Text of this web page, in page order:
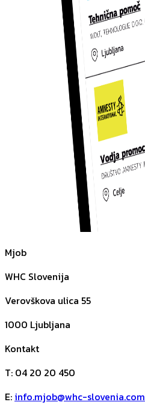
Mjob
WHC Slovenija
Verovškova ulica 55
1000 Ljubljana
Kontakt
T: 04 20 20 450
E: info.mjob@whc-slovenia.com